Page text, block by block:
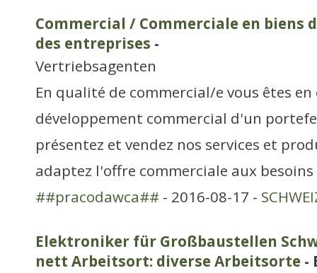
Commercial / Commerciale en biens
des entreprises -
Vertriebsagenten
En qualité de commercial/e vous êtes
développement commercial d'un
présentez et vendez nos services et
adaptez l'offre commerciale aux besoins
##pracodawca## - 2016-08-17 -
Elektroniker für Großbaustellen
nett Arbeitsort: diverse Arbeitsorte -